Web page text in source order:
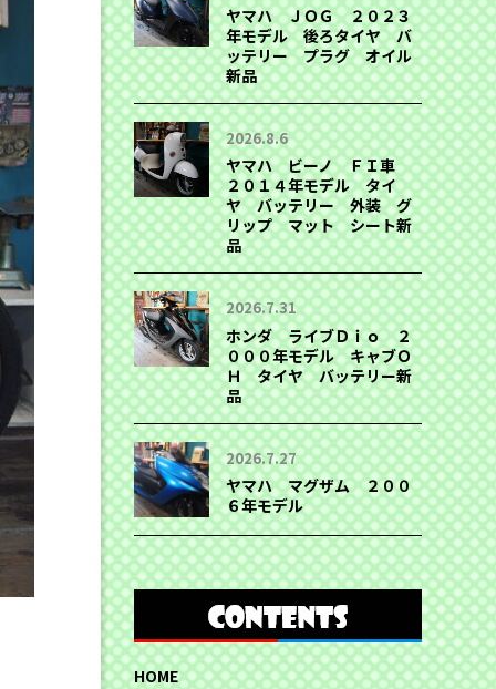
ヤマハ ＪＯＧ ２０２３
年モデル 後ろタイヤ バ
ッテリー プラグ オイル
新品
2026.8.6
ヤマハ ビーノ ＦＩ車
２０１４年モデル タイ
ヤ バッテリー 外装 グ
リップ マット シート新
品
2026.7.31
ホンダ ライブＤｉｏ ２
０００年モデル キャブＯ
Ｈ タイヤ バッテリー新
品
2026.7.27
ヤマハ マグザム ２００
６年モデル
HOME